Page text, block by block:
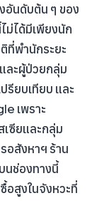
อันดับต้น ๆ ของ
ม่ได้มีเพียงนัก
ที่พำนักระยะ
ละผู้ป่วยกลุ่ม
รียบเทียบ และ
เพราะ
เซียและกลุ่ม
อสังหาฯ ร้าน
นช่องทางนี้
อสูงในจังหวะที่